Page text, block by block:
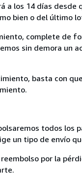
a los 14 días
bien o del último
complete de
sin demora un
basta con
todos los
un tipo de envío
por la